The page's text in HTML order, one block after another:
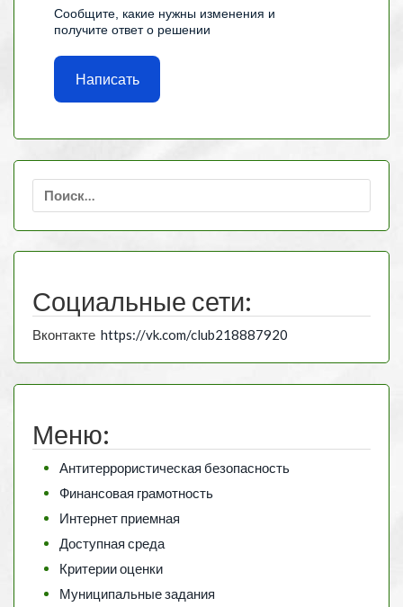
Сообщите, какие нужны изменения и
получите ответ о решении
Написать
Социальные сети:
Вконтакте https://vk.com/club218887920
Меню:
Антитеррористическая безопасность
Финансовая грамотность
Интернет приемная
Доступная среда
Критерии оценки
Муниципальные задания